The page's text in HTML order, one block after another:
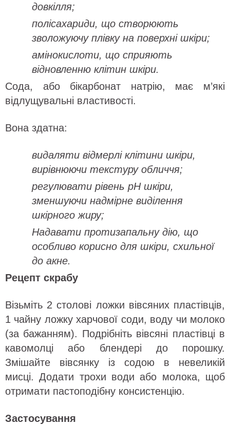
довкілля;
полісахариди, що створюють
зволожуючу плівку на поверхні шкіри;
амінокислоти, що сприяють
відновленню клітин шкіри.
Сода, або бікарбонат натрію, має м’які
відлущувальні властивості.
Вона здатна:
видаляти відмерлі клітини шкіри,
вирівнюючи текстуру обличчя;
регулювати рівень pH шкіри,
зменшуючи надмірне виділення
шкірного жиру;
Надавати протизапальну дію, що
особливо корисно для шкіри, схильної
до акне.
Рецепт скрабу
Візьміть 2 столові ложки вівсяних пластівців,
1 чайну ложку харчової соди, воду чи молоко
(за бажанням). Подрібніть вівсяні пластівці в
кавомолці або блендері до порошку.
Змішайте вівсянку із содою в невеликій
мисці. Додати трохи води або молока, щоб
отримати пастоподібну консистенцію.
Застосування